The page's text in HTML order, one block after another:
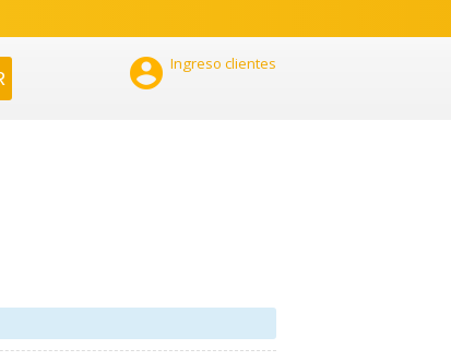
 Ingreso clientes